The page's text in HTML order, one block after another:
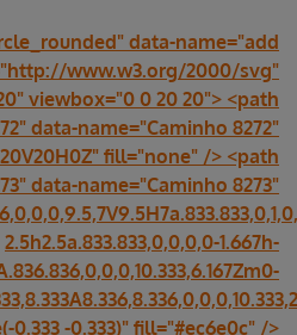
data-name="add
www.w3.org/2000/svg"
viewbox="0 0 20 20"> <path
data-name="Caminho 8272"
fill="none" /> <path
data-name="Caminho 8273"
2.5h2.5a.833.833,0,0,0,0-1.667h-
-0.333)" fill="#ec6e0c" />